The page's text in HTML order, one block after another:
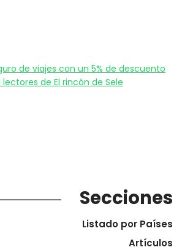
Secciones
Listado por Países
Artículos